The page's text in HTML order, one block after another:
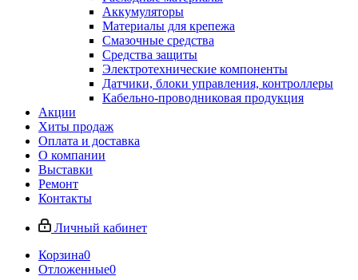
Аккумуляторы
Материалы для крепежа
Смазочные средства
Средства защиты
Электротехнические компоненты
Датчики, блоки управления, контроллеры
Кабельно-проводниковая продукция
Акции
Хиты продаж
Оплата и доставка
О компании
Выставки
Ремонт
Контакты
Личный кабинет
Корзина0
Отложенные0